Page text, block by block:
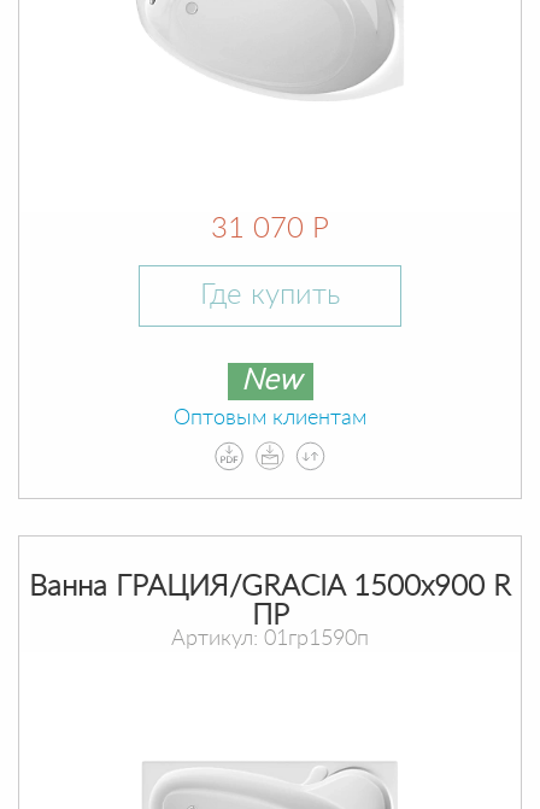
31 070 Р
Где купить
New
Оптовым клиентам
Ванна ГРАЦИЯ/GRACIA 1500х900 R
ПР
Артикул: 01гр1590п